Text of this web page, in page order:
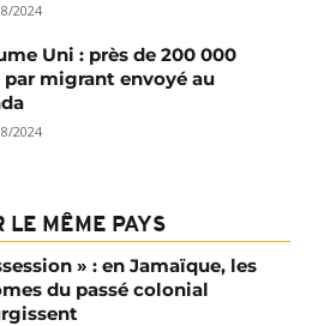
2024
Uni : près de 200 000
par migrant envoyé au
2024
LE MÊME PAYS
» : en Jamaïque, les
du passé colonial